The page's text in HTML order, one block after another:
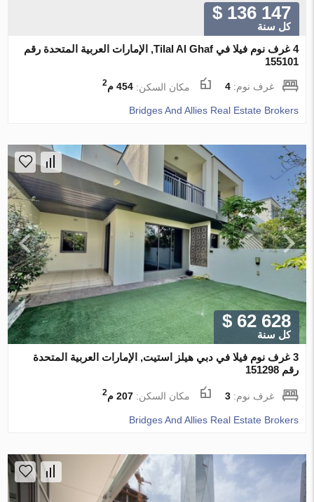
$ 136 147
كل سنة
4 غرف نوم فيلا في Tilal Al Ghaf, الإمارات العربية المتحدة رقم
155101
غرف نوم:4 مكان السكن:454 م 2
Bridges And Allies Real Estate Brokers
$ 62 628
كل سنة
3 غرف نوم فيلا في دبي هيلز استيت, الإمارات العربية المتحدة
رقم 151298
غرف نوم:3 مكان السكن:207 م 2
Bridges And Allies Real Estate Brokers